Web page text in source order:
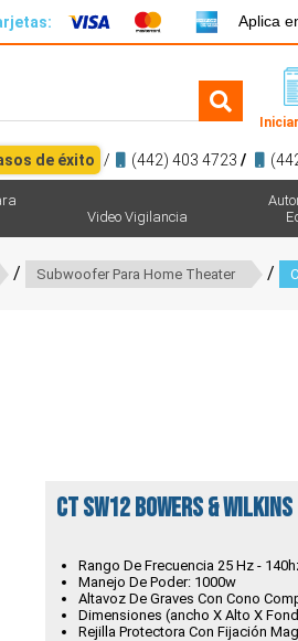
Aplica
de éxito / (442) 403 4723 /
Video Vigilancia
/ Subwoofer Para Home Theater /
CT SW12 BOWERS & WILKINS
Rango De Frecuencia 25 Hz -
Manejo De Poder: 1000w
Altavoz De Graves Con Cono
Dimensiones (ancho X Alto X
Rejilla Protectora Con Fijación